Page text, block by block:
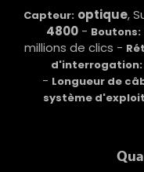
Capteur: optique,
4800- Boutons:
millions de clics -
d'interrogation:
- Longueur de
système